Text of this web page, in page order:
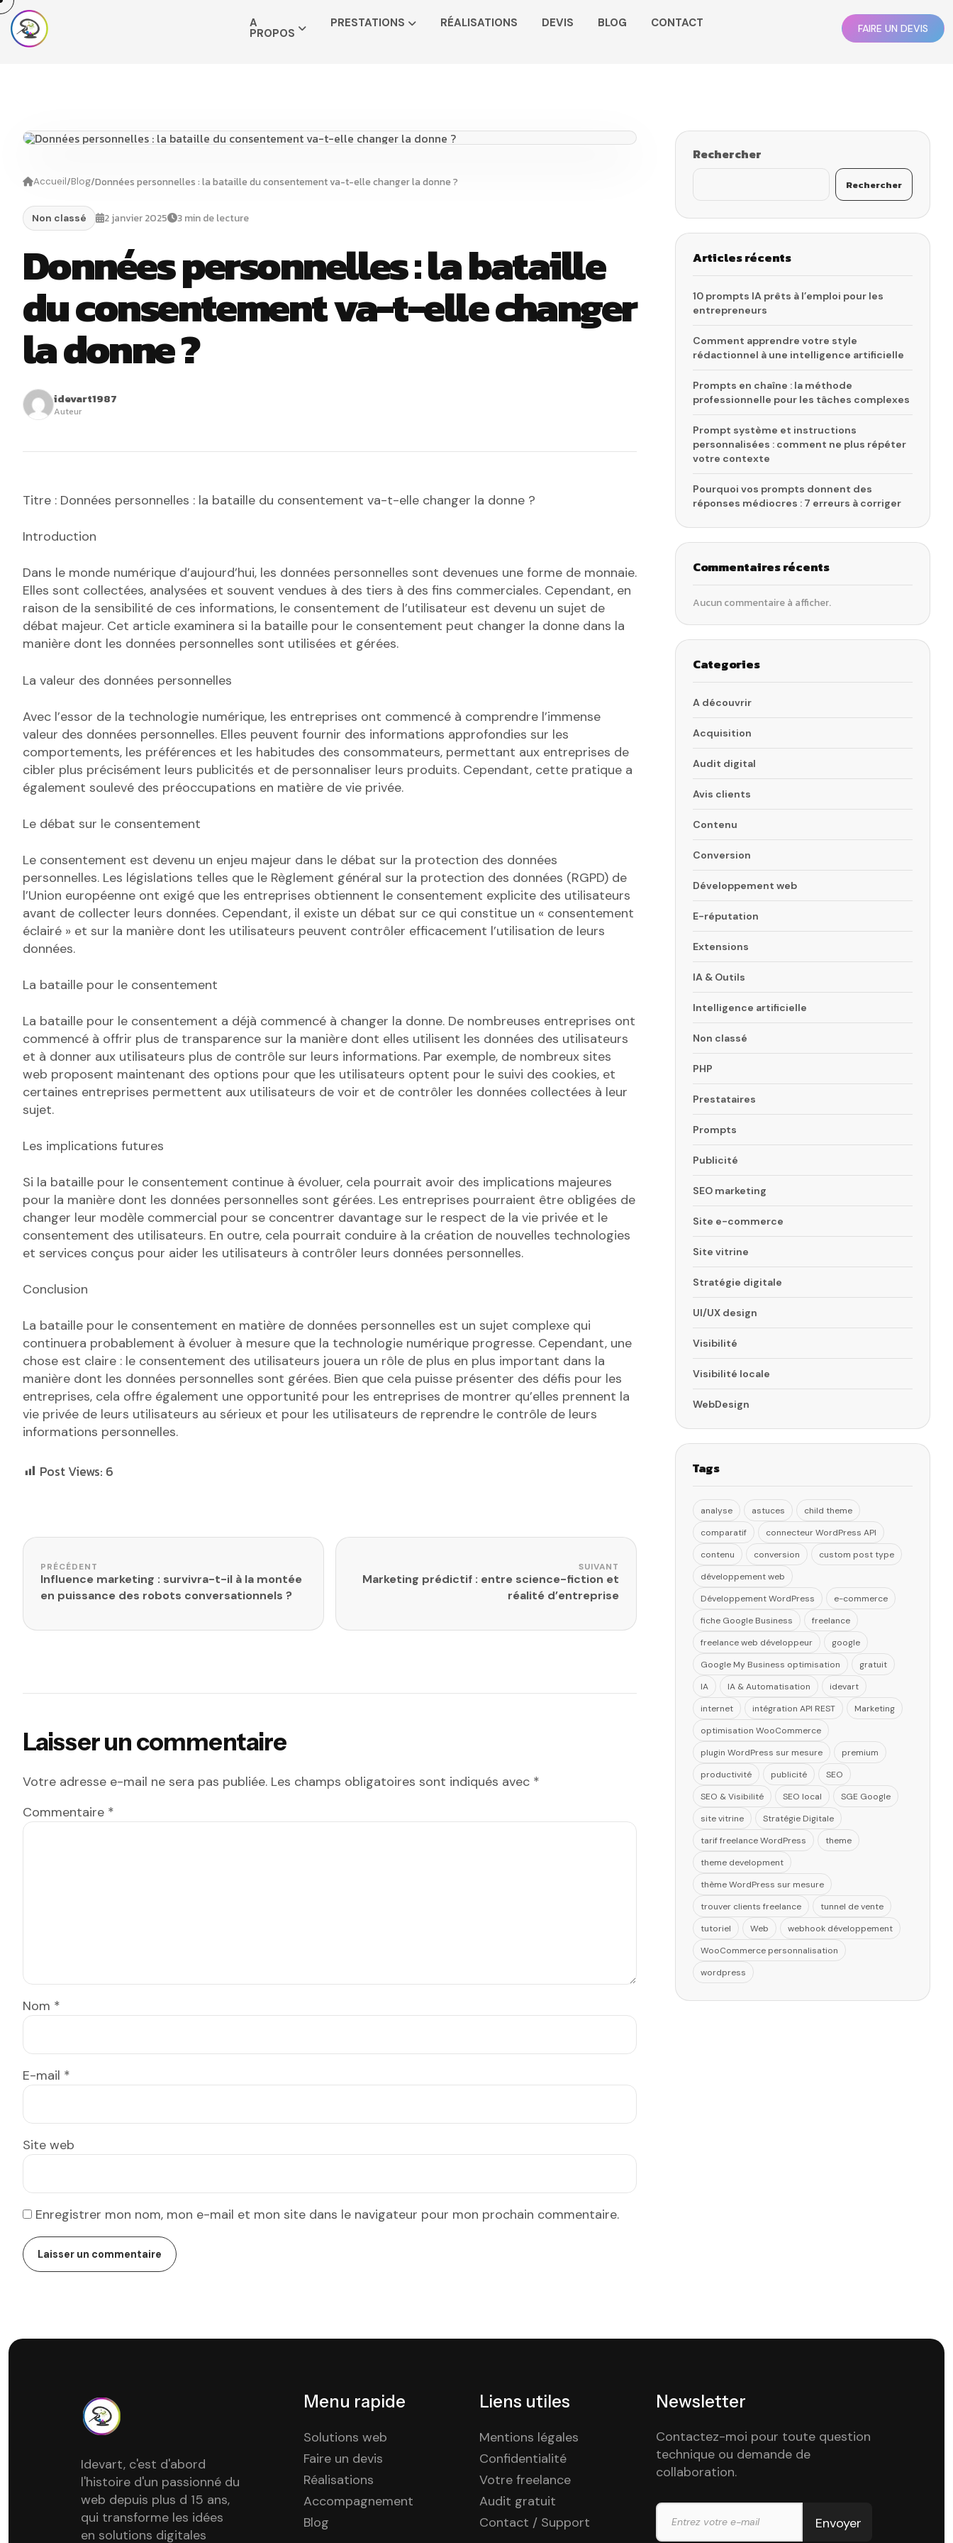
A
PROPOS
PRESTATIONS RÉALISATIONS DEVIS BLOG CONTACT FAIRE UN DEVIS
Accueil/Blog/Données personnelles : la bataille du consentement va-t-elle changer la donne ?
Non classé 2 janvier 2025 3 min de lecture
Données personnelles : la bataille
du consentement va-t-elle changer
la donne ?
idevart1987
Auteur
Titre : Données personnelles : la bataille du consentement va-t-elle changer la donne ?
Introduction
Dans le monde numérique d’aujourd’hui, les données personnelles sont devenues une forme de monnaie.
Elles sont collectées, analysées et souvent vendues à des tiers à des fins commerciales. Cependant, en
raison de la sensibilité de ces informations, le consentement de l’utilisateur est devenu un sujet de
débat majeur. Cet article examinera si la bataille pour le consentement peut changer la donne dans la
manière dont les données personnelles sont utilisées et gérées.
La valeur des données personnelles
Avec l’essor de la technologie numérique, les entreprises ont commencé à comprendre l’immense
valeur des données personnelles. Elles peuvent fournir des informations approfondies sur les
comportements, les préférences et les habitudes des consommateurs, permettant aux entreprises de
cibler plus précisément leurs publicités et de personnaliser leurs produits. Cependant, cette pratique a
également soulevé des préoccupations en matière de vie privée.
Le débat sur le consentement
Le consentement est devenu un enjeu majeur dans le débat sur la protection des données
personnelles. Les législations telles que le Règlement général sur la protection des données (RGPD) de
l’Union européenne ont exigé que les entreprises obtiennent le consentement explicite des utilisateurs
avant de collecter leurs données. Cependant, il existe un débat sur ce qui constitue un « consentement
éclairé » et sur la manière dont les utilisateurs peuvent contrôler efficacement l’utilisation de leurs
données.
La bataille pour le consentement
La bataille pour le consentement a déjà commencé à changer la donne. De nombreuses entreprises ont
commencé à offrir plus de transparence sur la manière dont elles utilisent les données des utilisateurs
et à donner aux utilisateurs plus de contrôle sur leurs informations. Par exemple, de nombreux sites
web proposent maintenant des options pour que les utilisateurs optent pour le suivi des cookies, et
certaines entreprises permettent aux utilisateurs de voir et de contrôler les données collectées à leur
sujet.
Les implications futures
Si la bataille pour le consentement continue à évoluer, cela pourrait avoir des implications majeures
pour la manière dont les données personnelles sont gérées. Les entreprises pourraient être obligées de
changer leur modèle commercial pour se concentrer davantage sur le respect de la vie privée et le
consentement des utilisateurs. En outre, cela pourrait conduire à la création de nouvelles technologies
et services conçus pour aider les utilisateurs à contrôler leurs données personnelles.
Conclusion
La bataille pour le consentement en matière de données personnelles est un sujet complexe qui
continuera probablement à évoluer à mesure que la technologie numérique progresse. Cependant, une
chose est claire : le consentement des utilisateurs jouera un rôle de plus en plus important dans la
manière dont les données personnelles sont gérées. Bien que cela puisse présenter des défis pour les
entreprises, cela offre également une opportunité pour les entreprises de montrer qu’elles prennent la
vie privée de leurs utilisateurs au sérieux et pour les utilisateurs de reprendre le contrôle de leurs
informations personnelles.
Post Views: 6
Navigation de l’article
PRÉCÉDENT
Influence marketing : survivra-t-il à la montée
en puissance des robots conversationnels ?
SUIVANT
Marketing prédictif : entre science-fiction et
réalité d’entreprise
Laisser un commentaire
Votre adresse e-mail ne sera pas publiée. Les champs obligatoires sont indiqués avec *
Commentaire *
Nom *
E-mail *
Site web
Enregistrer mon nom, mon e-mail et mon site dans le navigateur pour mon prochain commentaire.
Rechercher
Rechercher
Articles récents
10 prompts IA prêts à l’emploi pour les
entrepreneurs
Comment apprendre votre style
rédactionnel à une intelligence artificielle
Prompts en chaîne : la méthode
professionnelle pour les tâches complexes
Prompt système et instructions
personnalisées : comment ne plus répéter
votre contexte
Pourquoi vos prompts donnent des
réponses médiocres : 7 erreurs à corriger
Commentaires récents
Aucun commentaire à afficher.
Categories
A découvrir
Acquisition
Audit digital
Avis clients
Contenu
Conversion
Développement web
E-réputation
Extensions
IA & Outils
Intelligence artificielle
Non classé
PHP
Prestataires
Prompts
Publicité
SEO marketing
Site e-commerce
Site vitrine
Stratégie digitale
UI/UX design
Visibilité
Visibilité locale
WebDesign
Tags
analyse astuces
child theme
comparatif
connecteur WordPress API
contenu
conversion
custom post type
développement web
Développement WordPress
e-commerce
fiche Google Business
freelance
freelance web développeur
google
Google My Business optimisation
gratuit
IA
IA & Automatisation
idevart
internet
intégration API REST
Marketing
optimisation WooCommerce
plugin WordPress sur mesure
premium
productivité
publicité
SEO
SEO & Visibilité
SEO local
SGE Google
site vitrine
Stratégie Digitale
tarif freelance WordPress
theme
theme development
thème WordPress sur mesure
trouver clients freelance
tunnel de vente
tutoriel
Web
webhook développement
WooCommerce personnalisation
wordpress
Idevart, c'est d'abord
l'histoire d'un passionné du
web depuis plus d 15 ans,
qui transforme les idées
en solutions digitales
Menu rapide
Solutions web
Faire un devis
Réalisations
Accompagnement
Blog
Liens utiles
Mentions légales
Confidentialité
Votre freelance
Audit gratuit
Contact / Support
Newsletter
Contactez-moi pour toute question
technique ou demande de
collaboration.